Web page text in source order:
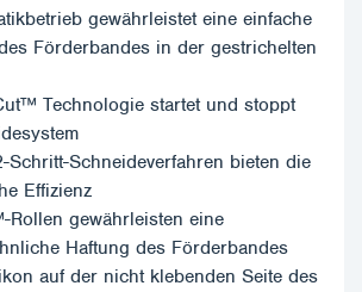
gewährleistet eine einfache
Förderbandes in der gestrichelten
Technologie startet und stoppt
Schritt-Schneideverfahren bieten die
Effizienz
Rollen gewährleisten eine
Haftung des Förderbandes
auf der nicht klebenden Seite des